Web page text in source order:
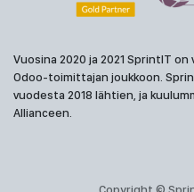
Vuosina 2020 ja 2021 SprintIT
Odoo-toimittajan joukkoon.
vuodesta 2018 lähtien, ja
Allianceen.
Copyright ©